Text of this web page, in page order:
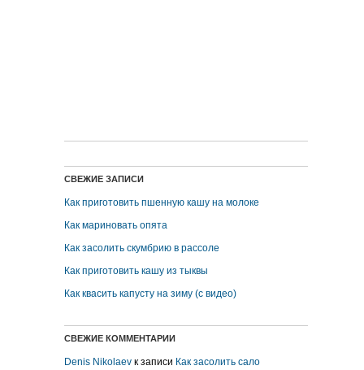
СВЕЖИЕ ЗАПИСИ
Как приготовить пшенную кашу на молоке
Как мариновать опята
Как засолить скумбрию в рассоле
Как приготовить кашу из тыквы
Как квасить капусту на зиму (с видео)
СВЕЖИЕ КОММЕНТАРИИ
Denis Nikolaev к записи Как засолить сало